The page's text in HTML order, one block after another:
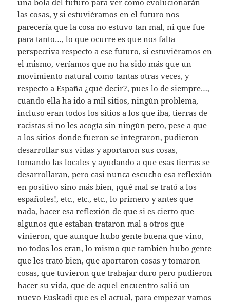
una bola del futuro para ver como evolucionarán
las cosas, y si estuviéramos en el futuro nos
parecería que la cosa no estuvo tan mal, ni que fue
para tanto…, lo que ocurre es que nos falta
perspectiva respecto a ese futuro, si estuviéramos en
el mismo, veríamos que no ha sido más que un
movimiento natural como tantas otras veces, y
respecto a España ¿qué decir?, pues lo de siempre…,
cuando ella ha ido a mil sitios, ningún problema,
incluso eran todos los sitios a los que iba, tierras de
racistas si no les acogía sin ningún pero, pese a que
a los sitios donde fueron se integraron, pudieron
desarrollar sus vidas y aportaron sus cosas,
tomando las locales y ayudando a que esas tierras se
desarrollaran, pero casi nunca escucho esa reflexión
en positivo sino más bien, ¡qué mal se trató a los
españoles!, etc., etc., etc., lo primero y antes que
nada, hacer esa reflexión de que si es cierto que
algunos que estaban trataron mal a otros que
vinieron, que aunque hubo gente buena que vino,
no todos los eran, lo mismo que también hubo gente
que les trató bien, que aportaron cosas y tomaron
cosas, que tuvieron que trabajar duro pero pudieron
hacer su vida, que de aquel encuentro salió un
nuevo Euskadi que es el actual, para empezar vamos